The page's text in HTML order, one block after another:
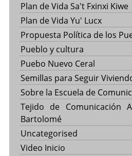
Plan de Vida Sa't Fxinxi Kiwe
Plan de Vida Yu' Lucx
Propuesta Política de los
Pueblo y cultura
Puebo Nuevo Ceral
Semillas para Seguir
Sobre la Escuela de
Tejido de Comunicación
Bartolomé
Uncategorised
Video Inicio